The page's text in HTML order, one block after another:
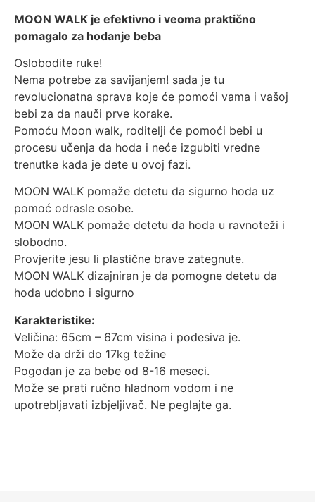
MOON WALK je efektivno i veoma praktično
pomagalo za hodanje beba
Oslobodite ruke!
Nema potrebe za savijanjem! sada je tu
revolucionatna sprava koje će pomoći vama i vašoj
bebi za da nauči prve korake.
Pomoću Moon walk, roditelji će pomoći bebi u
procesu učenja da hoda i neće izgubiti vredne
trenutke kada je dete u ovoj fazi.
MOON WALK pomaže detetu da sigurno hoda uz
pomoć odrasle osobe.
MOON WALK pomaže detetu da hoda u ravnoteži i
slobodno.
Provjerite jesu li plastične brave zategnute.
MOON WALK dizajniran je da pomogne detetu da
hoda udobno i sigurno
Karakteristike:
Veličina: 65cm – 67cm visina i podesiva je.
Može da drži do 17kg težine
Pogodan je za bebe od 8-16 meseci.
Može se prati ručno hladnom vodom i ne
upotrebljavati izbjeljivač. Ne peglajte ga.